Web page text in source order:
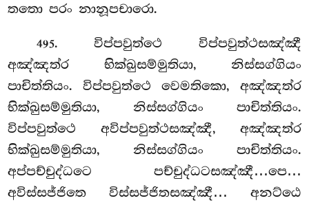
තතො පරං නානූපචාරො.
495. විප්පවුත්ථෙ විප්පවුත්ථසඤ්ඤී
අඤ්ඤත්ර භික්ඛුසම්මුතියා, නිස්සග්ගියං
පාචිත්තියං. විප්පවුත්ථෙ වෙමතිකො, අඤ්ඤත්ර
භික්ඛුසම්මුතියා, නිස්සග්ගියං පාචිත්තියං.
විප්පවුත්ථෙ අවිප්පවුත්ථසඤ්ඤී, අඤ්ඤත්ර
භික්ඛුසම්මුතියා, නිස්සග්ගියං පාචිත්තියං.
අප්පච්චුද්ධටෙ පච්චුද්ධටසඤ්ඤී…පෙ…
අවිස්සජ්ජිතෙ විස්සජ්ජිතසඤ්ඤී… අනට්ඨෙ